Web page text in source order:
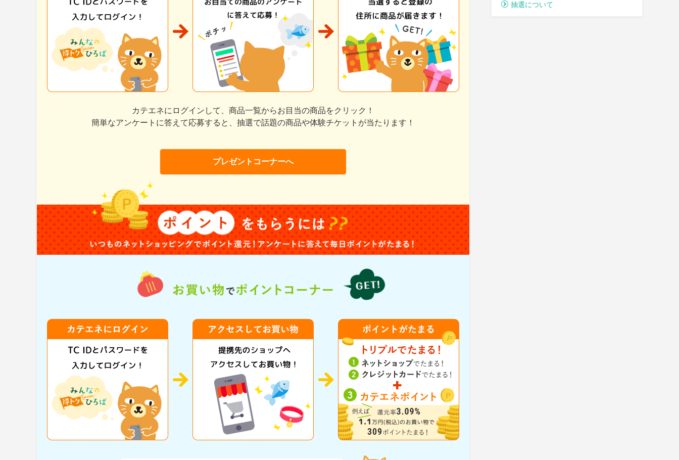
カテエネにログインして、商品一覧からお目当の商品をクリック！
簡単なアンケートに答えて応募すると、抽選で話題の商品や体験チケットが当たります！
プレゼントコーナーへ
抽選について